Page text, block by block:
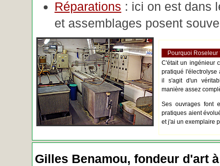
Réparations : ici on est dans
et assemblages posent
Pourquoi Roseleur
C'était un ingénieur
pratiqué l'électrolyse
il s'agit d'un
manière assez
Ses ouvrages font
pratiques aient
et j'ai un exemplaire
Gilles Benamou, fondeur d'art